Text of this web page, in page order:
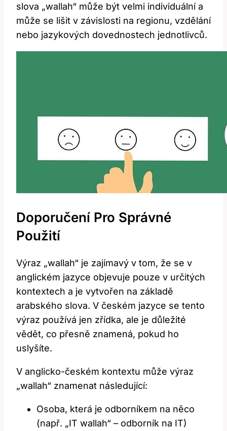
slova „wallah“ může být velmi individuální a
může se lišit v závislosti na regionu, vzdělání
nebo jazykových dovednostech jednotlivců.
Doporučení Pro Správné
Použití
Výraz „wallah“ je zajímavý v tom, že se v
anglickém jazyce objevuje pouze v určitých
kontextech a je vytvořen na základě
arabského slova. V českém jazyce se tento
výraz používá jen zřídka, ale je důležité
vědět, co přesně znamená, pokud ho
uslyšíte.
V anglicko-českém kontextu může výraz
„wallah“ znamenat následující:
Osoba, která je odborníkem na něco
(např. „IT wallah“ – odborník na IT)